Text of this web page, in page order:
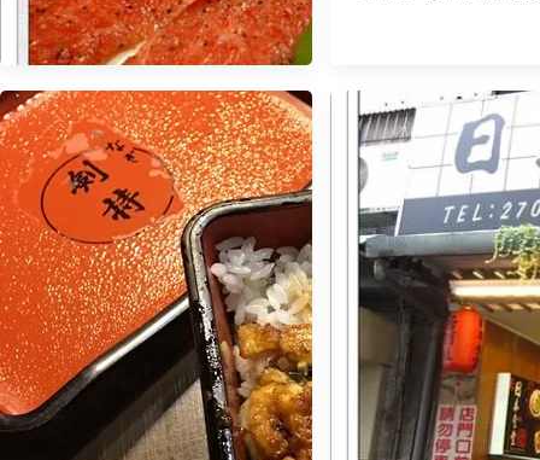
【食記】二個人也可以吃燒肉-永
康街乾杯BAR